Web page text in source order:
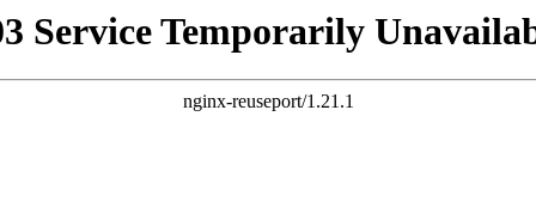
Service Temporarily
nginx-reuseport/1.21.1